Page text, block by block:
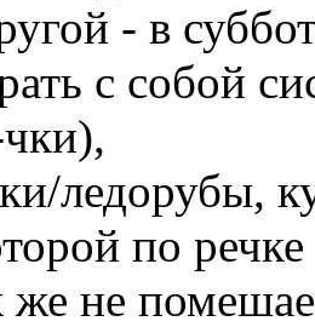
- в
с собой
ледорубы,
по
же не